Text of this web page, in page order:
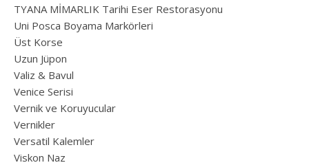
TYANA MİMARLIK Tarihi Eser Restorasyonu
Uni Posca Boyama Markörleri
Üst Korse
Uzun Jüpon
Valiz & Bavul
Venice Serisi
Vernik ve Koruyucular
Vernikler
Versatil Kalemler
Viskon Naz